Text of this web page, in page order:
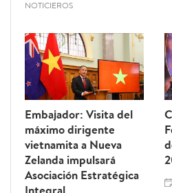
NOTICIEROS
Embajador: Visita del
máximo dirigente
vietnamita a Nueva
Zelanda impulsará
Asociación Estratégica
Integral